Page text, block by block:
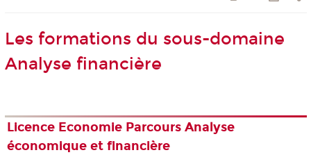
Les formations du sous-domaine
Analyse financière
Licence Economie Parcours Analyse
économique et financière